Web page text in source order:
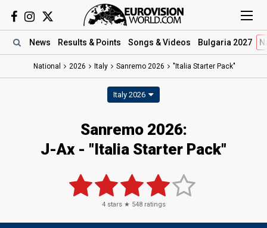
News Results & Points Songs & Videos Bulgaria 2027
National 2026 Italy Sanremo 2026 "Italia Starter Pack"
Italy 2026
Sanremo 2026:
J-Ax- "Italia Starter Pack"
4stars ★ 548ratings